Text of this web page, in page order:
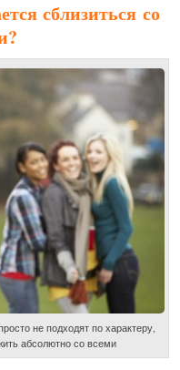
сблизиться со
не подходят по характеру,
абсолютно со всеми